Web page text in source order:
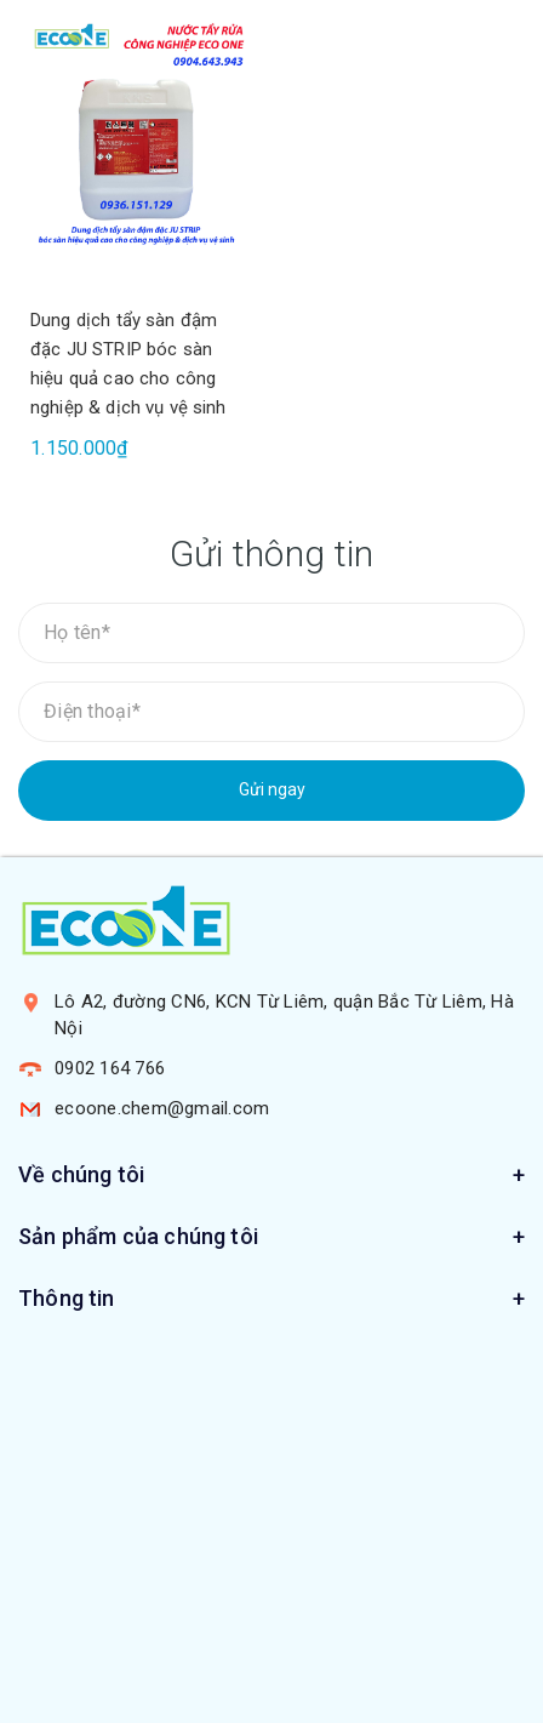
Dung dịch tẩy sàn đậm
đặc JU STRIP bóc sàn
hiệu quả cao cho công
nghiệp & dịch vụ vệ sinh
1.150.000₫
Gửi thông tin
Gửi ngay
Lô A2, đường CN6, KCN Từ Liêm, quận Bắc Từ Liêm, Hà
Nội
0902 164 766
ecoone.chem@gmail.com
Về chúng tôi
Sản phẩm của chúng tôi
Thông tin